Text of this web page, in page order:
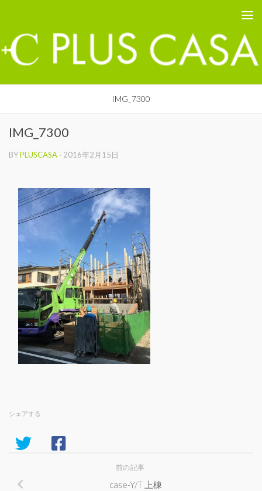
IMG_7300
IMG_7300
BYPLUSCASA · 2016年2月15日
シェアする
前の記事
case-Y/T 上棟